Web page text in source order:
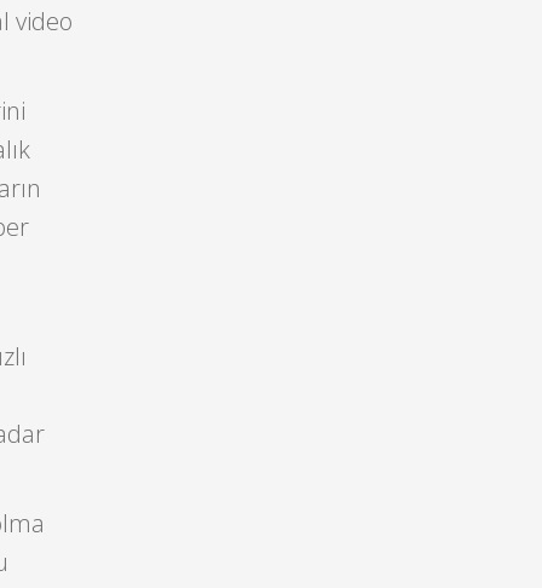
video